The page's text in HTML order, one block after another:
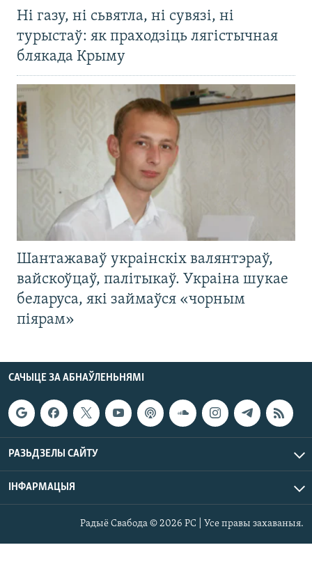
Ні газу, ні сьвятла, ні сувязі, ні
турыстаў: як праходзіць лягістычная
блякада Крыму
Шантажаваў украінскіх валянтэраў,
вайскоўцаў, палітыкаў. Украіна шукае
беларуса, які займаўся «чорным
піярам»
САЧЫЦЕ ЗА АБНАЎЛЕНЬНЯМІ
РАЗЬДЗЕЛЫ САЙТУ
ІНФАРМАЦЫЯ
Радыё Свабода © 2026 РС | Усе правы захаваныя.